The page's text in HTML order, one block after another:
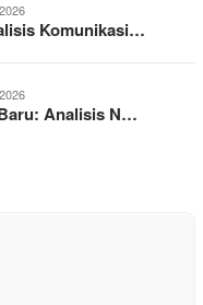
Komunikasi…
Analisis N…